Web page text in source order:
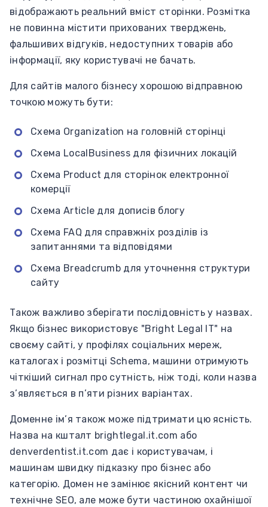
відображають реальний вміст сторінки. Розмітка
не повинна містити прихованих тверджень,
фальшивих відгуків, недоступних товарів або
інформації, яку користувачі не бачать.
Для сайтів малого бізнесу хорошою відправною
точкою можуть бути:
Схема Organization на головній сторінці
Схема LocalBusiness для фізичних локацій
Схема Product для сторінок електронної
комерції
Схема Article для дописів блогу
Схема FAQ для справжніх розділів із
запитаннями та відповідями
Схема Breadcrumb для уточнення структури
сайту
Також важливо зберігати послідовність у назвах.
Якщо бізнес використовує "Bright Legal IT" на
своєму сайті, у профілях соціальних мереж,
каталогах і розмітці Schema, машини отримують
чіткіший сигнал про сутність, ніж тоді, коли назва
з’являється в п’яти різних варіантах.
Доменне ім’я також може підтримати цю ясність.
Назва на кшталт brightlegal.it.com або
denverdentist.it.com дає і користувачам, і
машинам швидку підказку про бізнес або
категорію. Домен не замінює якісний контент чи
технічне SEO, але може бути частиною охайнішої